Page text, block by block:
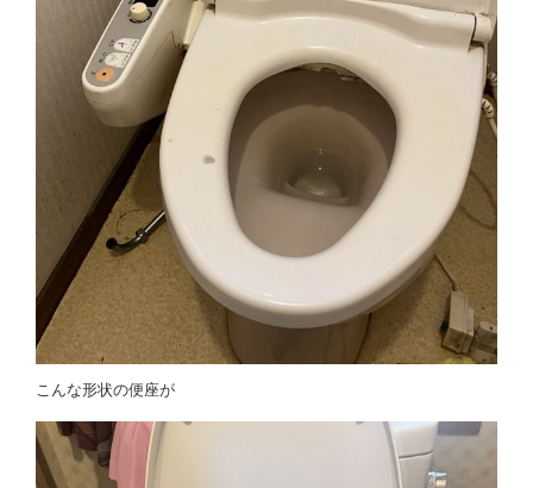
こんな形状の便座が